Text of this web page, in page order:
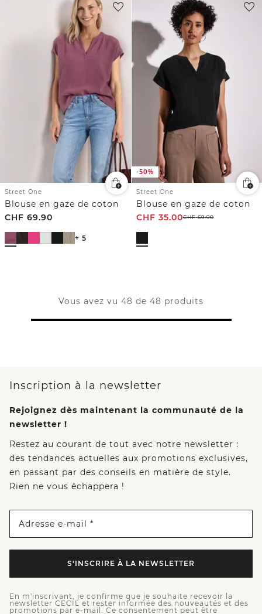
Street One
Blouse en gaze de coton
CHF 69.90
+ 5
-50%
Street One
Blouse en gaze de coton
CHF 35.00CHF69.90
Vous avez vu 48 de 48 produits
Inscription à la newsletter
Rejoignez dès maintenant la communauté de la
newsletter !
Restez au courant de tout avec notre newsletter :
des tendances actuelles aux promotions exclusives,
en passant par des conseils en matière de style.
Rien ne vous échappera !
Adresse e-mail *
S'INSCRIRE À LA NEWSLETTER
En m'inscrivant, je confirme que je souhaite recevoir la
newsletter CECIL et rester informée des nouveautés et des
promotions par e-mail. Ce consentement peut être